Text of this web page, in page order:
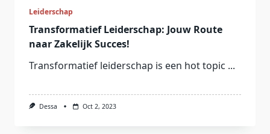
Leiderschap
Transformatief Leiderschap: Jouw Route
naar Zakelijk Succes!
Transformatief leiderschap is een hot topic ...
Dessa Oct 2, 2023